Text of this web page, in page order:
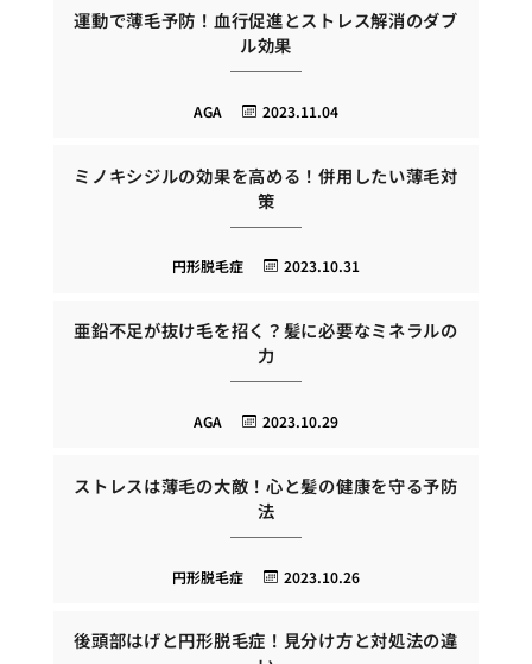
運動で薄毛予防！血行促進とストレス解消のダブ
ル効果
2023.11.04
AGA
ミノキシジルの効果を高める！併用したい薄毛対
策
2023.10.31
円形脱毛症
亜鉛不足が抜け毛を招く？髪に必要なミネラルの
力
2023.10.29
AGA
ストレスは薄毛の大敵！心と髪の健康を守る予防
法
2023.10.26
円形脱毛症
後頭部はげと円形脱毛症！見分け方と対処法の違